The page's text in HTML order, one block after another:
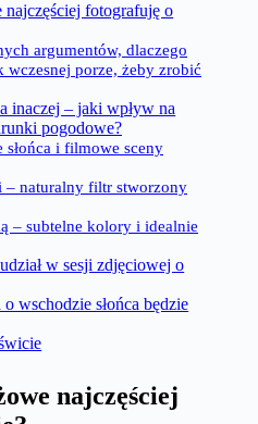
najczęściej fotografuję o
argumentów, dlaczego
wczesnej porze, żeby zrobić
inaczej – jaki wpływ na
pogodowe?
słońca i filmowe sceny
– naturalny filtr stworzony
– subtelne kolory i idealnie
w sesji zdjęciowej o
wschodzie słońca będzie
najczęściej